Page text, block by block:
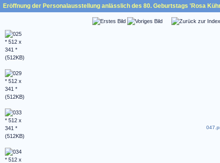
Eröffnung der Personalausstellung anlässlich des 80. Geburtstags 'Rosa